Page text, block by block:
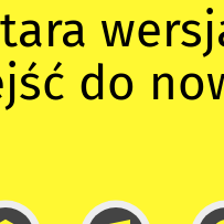
do